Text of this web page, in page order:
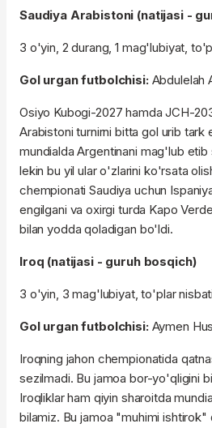
Saudiya Arabistoni (natijasi -
3 o'yin, 2 durang, 1 mag'lubiyat,
Gol urgan futbolchisi: Abdulelah
Osiyo Kubogi-2027 hamda JCH-
Arabistoni turnirni bitta gol urib tark
mundialda Argentinani mag'lub
lekin bu yil ular o'zlarini ko'rsata
chempionati Saudiya uchun
engilgani va oxirgi turda Kapo
bilan yodda qoladigan bo'ldi.
Iroq (natijasi - guruh bosqich)
3 o'yin, 3 mag'lubiyat, to'plar nisbati
Gol urgan futbolchisi: Aymen
Iroqning jahon chempionatida
sezilmadi. Bu jamoa bor-yo'qligini
Iroqliklar ham qiyin sharoitda
bilamiz. Bu jamoa "muhimi